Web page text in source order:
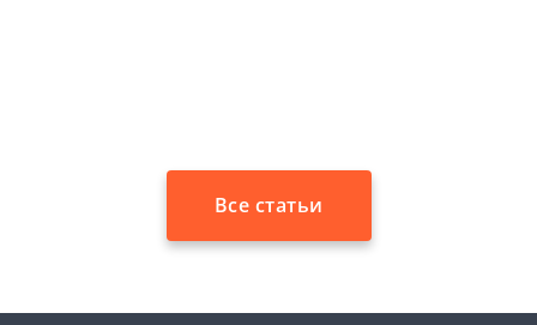
Все статьи